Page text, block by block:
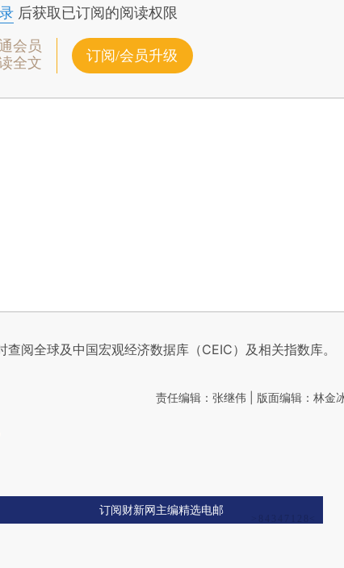
后获取已订阅的阅读权限
会员
全文
订阅/会员升级
查阅全球及中国宏观经济数据库（CEIC）及相关指数库。
责任编辑：张继伟 | 版面编辑：林金
订阅财新网主编精选电邮